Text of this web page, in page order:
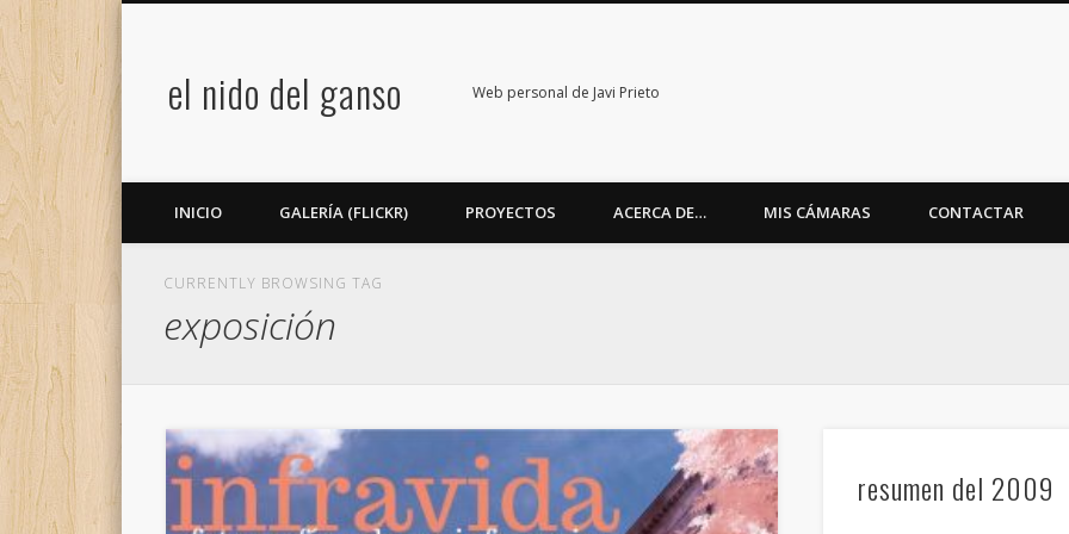
el nido del ganso Web personal de Javi Prieto
TwitterFlickr Google+ LinkedIn
INICIO GALERÍA (FLICKR) PROYECTOS ACERCA DE… MIS CÁMARAS CONTACTAR
CURRENTLY BROWSING TAG
exposición
resumen del 2009